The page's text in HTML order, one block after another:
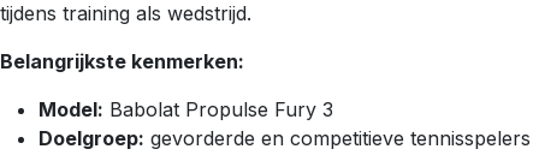
tijdens training als wedstrijd.
Belangrijkste kenmerken:
Model: Babolat Propulse Fury 3
Doelgroep: gevorderde en competitieve tennisspelers